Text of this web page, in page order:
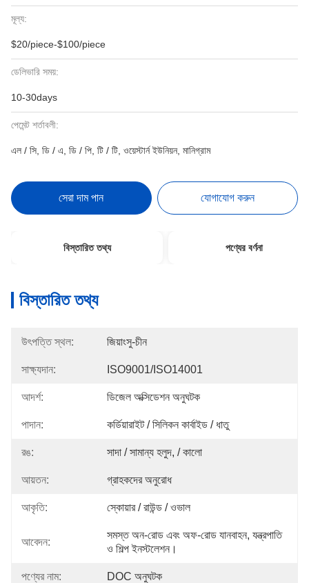
মূল্য:
$20/piece-$100/piece
ডেলিভারি সময়:
10-30days
পেমেন্ট শর্তাবলী:
এল / সি, ডি / এ, ডি / পি, টি / টি, ওয়েস্টার্ন ইউনিয়ন, মানিগ্রাম
সেরা দাম পান যোগাযোগ করুন
বিস্তারিত তথ্য পণ্যের বর্ণনা
বিস্তারিত তথ্য
উৎপত্তি স্থল: জিয়াংসু-চীন
সাক্ষ্যদান: ISO9001/ISO14001
আদর্শ: ডিজেল অক্সিডেশন অনুঘটক
পাদান: কর্ডিয়ারাইট / সিলিকন কার্বাইড / ধাতু
রঙ: সাদা / সামান্য হলুদ, / কালো
আয়তন: গ্রাহকদের অনুরোধ
আকৃতি: স্কোয়ার / রাউন্ড / ওভাল
আবেদন:
সমস্ত অন-রোড এবং অফ-রোড যানবাহন, যন্ত্রপাতি
ও শিল্প ইনস্টলেশন।
পণ্যের নাম: DOC অনুঘটক